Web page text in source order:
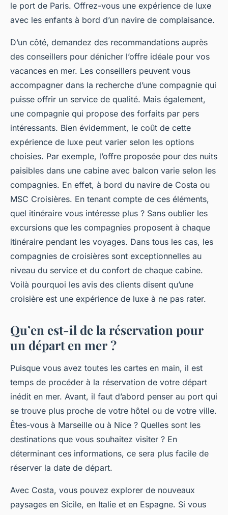
le port de Paris. Offrez-vous une expérience de luxe
avec les enfants à bord d’un navire de complaisance.
D’un côté, demandez des recommandations auprès
des conseillers pour dénicher l’offre idéale pour vos
vacances en mer. Les conseillers peuvent vous
accompagner dans la recherche d’une compagnie qui
puisse offrir un service de qualité. Mais également,
une compagnie qui propose des forfaits par pers
intéressants. Bien évidemment, le coût de cette
expérience de luxe peut varier selon les options
choisies. Par exemple, l’offre proposée pour des nuits
paisibles dans une cabine avec balcon varie selon les
compagnies. En effet, à bord du navire de Costa ou
MSC Croisières. En tenant compte de ces éléments,
quel itinéraire vous intéresse plus ? Sans oublier les
excursions que les compagnies proposent à chaque
itinéraire pendant les voyages. Dans tous les cas, les
compagnies de croisières sont exceptionnelles au
niveau du service et du confort de chaque cabine.
Voilà pourquoi les avis des clients disent qu’une
croisière est une expérience de luxe à ne pas rater.
Qu’en est-il de la réservation pour
un départ en mer ?
Puisque vous avez toutes les cartes en main, il est
temps de procéder à la réservation de votre départ
inédit en mer. Avant, il faut d’abord penser au port qui
se trouve plus proche de votre hôtel ou de votre ville.
Êtes-vous à Marseille ou à Nice ? Quelles sont les
destinations que vous souhaitez visiter ? En
déterminant ces informations, ce sera plus facile de
réserver la date de départ.
Avec Costa, vous pouvez explorer de nouveaux
paysages en Sicile, en Italie et en Espagne. Si vous